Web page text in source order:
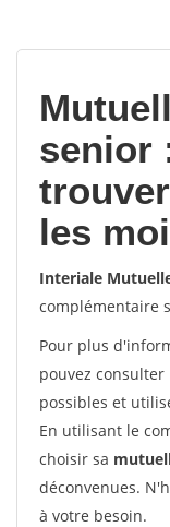
senior
les
Interiale
complémentaire
Pour plus
pouvez
possibles et
En utilisant le
choisir sa
déconvenues.
à votre besoin.